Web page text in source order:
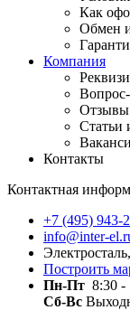
Как
Обмен
Компания
Отзывы
Статьи
Контакты
Контактная
+7 (495) 943-
info@inter-
Построить
Пн-Пт 8:30 -
Сб-Вс